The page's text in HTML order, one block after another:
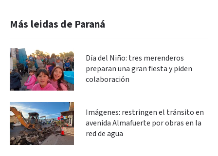
Más leidas de Paraná
Día del Niño: tres merenderos
preparan una gran fiesta y piden
colaboración
Imágenes: restringen el tránsito en
avenida Almafuerte por obras en la
red de agua